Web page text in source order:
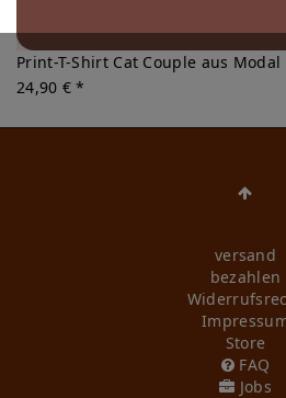
Print-T-Shirt Cat Couple aus
24,90 € *
versand
bezahlen
Store
FAQ
Jobs